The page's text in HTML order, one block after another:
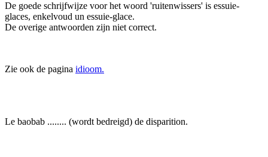
De goede schrijfwijze voor het woord 'ruitenwissers' is essuie-
glaces, enkelvoud un essuie-glace.
De overige antwoorden zijn niet correct.
Zie ook de pagina idioom.
Le baobab ........ (wordt bedreigd) de disparition.